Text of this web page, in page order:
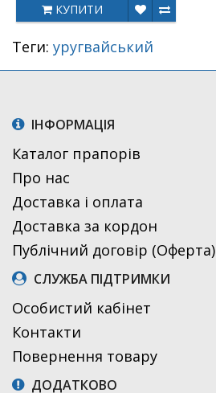
КУПИТИ
Теги: уругвайський
ІНФОРМАЦІЯ
Каталог прапорів
Про нас
Доставка і оплата
Доставка за кордон
Публічний договір (Оферта)
СЛУЖБА ПІДТРИМКИ
Особистий кабінет
Контакти
Повернення товару
ДОДАТКОВО